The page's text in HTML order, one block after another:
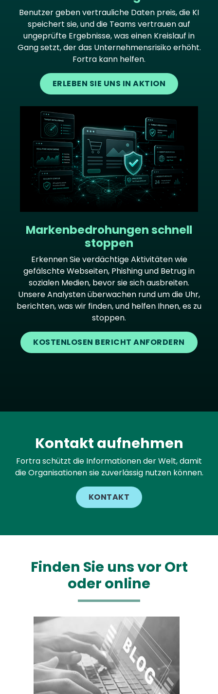
Benutzer geben vertrauliche Daten preis, die KI
speichert sie, und die Teams vertrauen auf
ungeprüfte Ergebnisse, was einen Kreislauf in
Gang setzt, der das Unternehmensrisiko erhöht.
Fortra kann helfen.
ERLEBEN SIE UNS IN AKTION
Markenbedrohungen schnell
stoppen
Erkennen Sie verdächtige Aktivitäten wie
gefälschte Webseiten, Phishing und Betrug in
sozialen Medien, bevor sie sich ausbreiten.
Unsere Analysten überwachen rund um die Uhr,
berichten, was wir finden, und helfen Ihnen, es zu
stoppen.
KOSTENLOSEN BERICHT ANFORDERN
Kontakt aufnehmen
Fortra schützt die Informationen der Welt, damit
die Organisationen sie zuverlässig nutzen können.
KONTAKT
Finden Sie uns vor Ort
oder online